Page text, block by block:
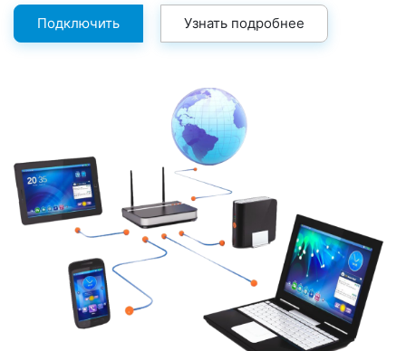
Подключить Узнать подробнее